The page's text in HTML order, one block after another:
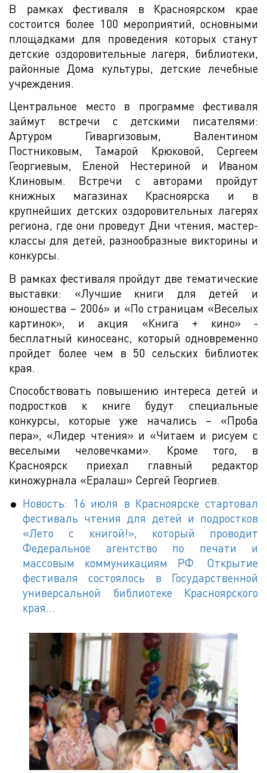
В рамках фестиваля в Красноярском крае
состоится более 100 мероприятий, основными
площадками для проведения которых станут
детские оздоровительные лагеря, библиотеки,
районные Дома культуры, детские лечебные
учреждения.
Центральное место в программе фестиваля
займут встречи с детскими писателями:
Артуром Гиваргизовым, Валентином
Постниковым, Тамарой Крюковой, Сергеем
Георгиевым, Еленой Нестериной и Иваном
Клиновым. Встречи с авторами пройдут
книжных магазинах Красноярска и в
крупнейших детских оздоровительных лагерях
региона, где они проведут Дни чтения, мастер-
классы для детей, разнообразные викторины и
конкурсы.
В рамках фестиваля пройдут две тематические
выставки: «Лучшие книги для детей и
юношества – 2006» и «По страницам «Веселых
картинок», и акция «Книга + кино» -
бесплатный киносеанс, который одновременно
пройдет более чем в 50 сельских библиотек
края.
Способствовать повышению интереса детей и
подростков к книге будут специальные
конкурсы, которые уже начались – «Проба
пера», «Лидер чтения» и «Читаем и рисуем с
веселыми человечками». Кроме того, в
Красноярск приехал главный редактор
киножурнала «Ералаш» Сергей Георгиев.
Новость: 16 июля в Красноярске стартовал
фестиваль чтения для детей и подростков
«Лето с книгой!», который проводит
Федеральное агентство по печати и
массовым коммуникациям РФ. Открытие
фестиваля состоялось в Государственной
универсальной библиотеке Красноярского
края…